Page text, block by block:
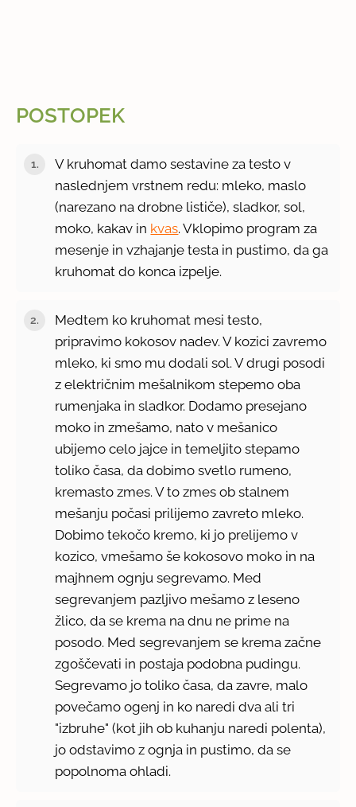
POSTOPEK
V kruhomat damo sestavine za testo v
naslednjem vrstnem redu: mleko, maslo
(narezano na drobne lističe), sladkor, sol,
moko, kakav in kvas. Vklopimo program za
mesenje in vzhajanje testa in pustimo, da ga
kruhomat do konca izpelje.
Medtem ko kruhomat mesi testo,
pripravimo kokosov nadev. V kozici zavremo
mleko, ki smo mu dodali sol. V drugi posodi
z električnim mešalnikom stepemo oba
rumenjaka in sladkor. Dodamo presejano
moko in zmešamo, nato v mešanico
ubijemo celo jajce in temeljito stepamo
toliko časa, da dobimo svetlo rumeno,
kremasto zmes. V to zmes ob stalnem
mešanju počasi prilijemo zavreto mleko.
Dobimo tekočo kremo, ki jo prelijemo v
kozico, vmešamo še kokosovo moko in na
majhnem ognju segrevamo. Med
segrevanjem pazljivo mešamo z leseno
žlico, da se krema na dnu ne prime na
posodo. Med segrevanjem se krema začne
zgoščevati in postaja podobna pudingu.
Segrevamo jo toliko časa, da zavre, malo
povečamo ogenj in ko naredi dva ali tri
"izbruhe" (kot jih ob kuhanju naredi polenta),
jo odstavimo z ognja in pustimo, da se
popolnoma ohladi.